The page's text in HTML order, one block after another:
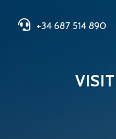
+34 687 514 890